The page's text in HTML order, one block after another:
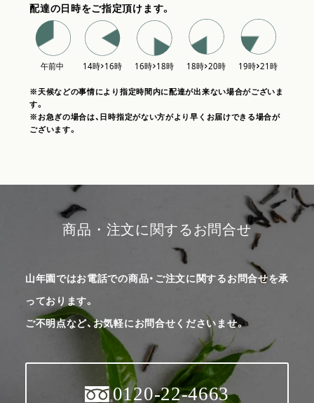
配達の日時をご指定頂けます。
※天候などの事情により指定時間内に配達が出来ない場合がございま
す。
※お急ぎの場合は、日時指定がない方がより早くお届けできる場合が
ございます。
商品・注文に関するお問合せ
山年園ではお電話での商品・ご注文に関するお問合せを承
っております。
ご不明点など、お気軽にお問合せくださいませ。
0120-22-4663